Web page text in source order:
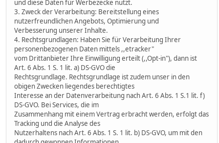
und diese Daten für Werbezecke nutzt.
3. Zweck der Verarbeitung: Bereitstellung eines
nutzerfreundlichen Angebots, Optimierung und
Verbesserung unserer Inhalte.
4. Rechtsgrundlagen: Haben Sie für Verarbeitung Ihrer
personenbezogenen Daten mittels ,,etracker"
vom Drittanbieter Ihre Einwilligung erteilt (,,Opt-in"), dann ist
Art. 6 Abs. 1 S. 1 lit. a) DS-GVO die
Rechtsgrundlage. Rechtsgrundlage ist zudem unser in den
obigen Zwecken liegendes berechtigtes
Interesse an der Datenverarbeitung nach Art. 6 Abs. 1 S.1 lit. f)
DS-GVO. Bei Services, die im
Zusammenhang mit einem Vertrag erbracht werden, erfolgt das
Tracking und die Analyse des
Nutzerhaltens nach Art. 6 Abs. 1 S. 1 lit. b) DS-GVO, um mit den